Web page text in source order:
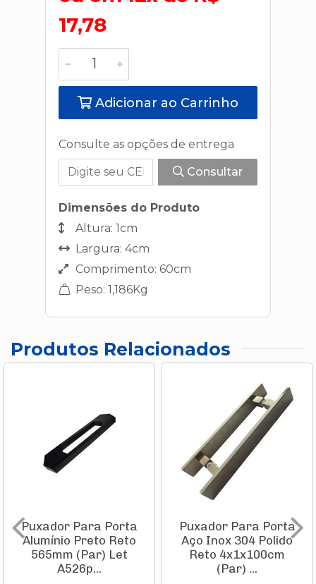
17,78
Adicionar ao Carrinho
Consulte as opções de entrega
Consultar
Dimensões do Produto
Altura: 1cm
Largura: 4cm
Comprimento: 60cm
Peso: 1,186Kg
Produtos Relacionados
Puxador Para Porta
Alumínio Preto Reto
565mm (Par) Let
A526p...
Puxador Para Porta
Aço Inox 304 Polido
Reto 4x1x100cm
(Par) ...